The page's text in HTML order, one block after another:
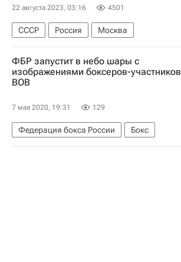
22 августа 2023, 03:16 4501
СССР Россия
Москва
Дмитрий Медведев
Лаврентий Берия
Иосиф Сталин (Джугашвили)
ФСБ
ФБР запустит в небо шары с
изображениями боксеров-участников
ВОВ
7 мая 2020, 19:31 129
Федерация бокса России Бокс